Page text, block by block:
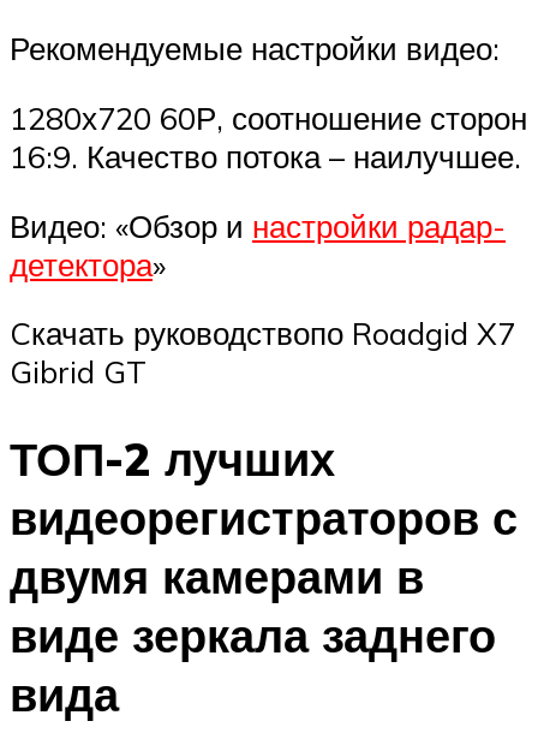
Рекомендуемые настройки видео:
1280х720 60Р, соотношение сторон
16:9. Качество потока – наилучшее.
Видео: «Обзор и настройки радар-
детектора»
Cкачать руководствопо Roadgid X7
Gibrid GT
ТОП-2 лучших
видеорегистраторов с
двумя камерами в
виде зеркала заднего
вида